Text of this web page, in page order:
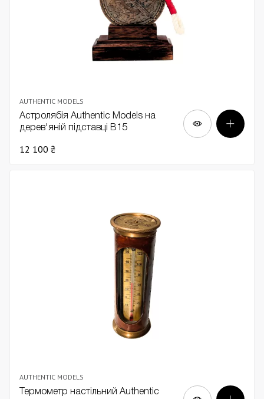
AUTHENTIC MODELS
Астролябія Authentic Models на
дерев'яній підставці В15
12 100 ₴
AUTHENTIC MODELS
Термометр настільний Authentic